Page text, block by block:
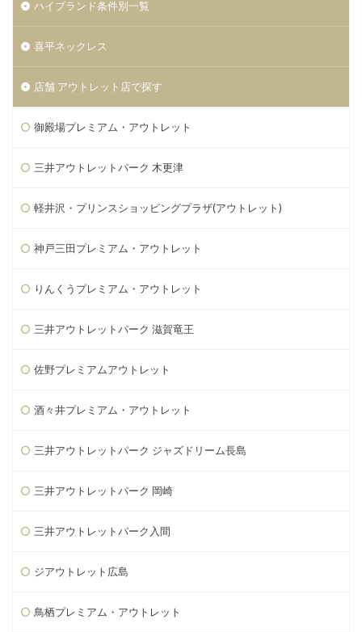
ハイブランド条件別一覧
喜平ネックレス
店舗 アウトレット店で探す
御殿場プレミアム・アウトレット
三井アウトレットパーク 木更津
軽井沢・プリンスショッピングプラザ(アウトレット)
神戸三田プレミアム・アウトレット
りんくうプレミアム・アウトレット
三井アウトレットパーク 滋賀竜王
佐野プレミアムアウトレット
酒々井プレミアム・アウトレット
三井アウトレットパーク ジャズドリーム長島
三井アウトレットパーク 岡崎
三井アウトレットパーク入間
ジアウトレット広島
鳥栖プレミアム・アウトレット